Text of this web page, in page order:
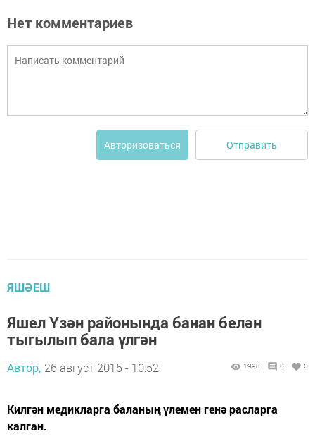
Нет комментариев
Авторизоваться Отправить
ЯШӘЕШ
Яшел Үзән районында банан белән
тыгылып бала үлгән
Автор, 26 август 2015 - 10:52 1998 0 0
Килгән медикларга баланың үлемен генә расларга
калган.